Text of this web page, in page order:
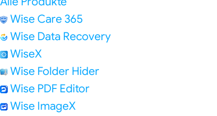
Wise Care 365
Wise Data Recovery
WiseX
Wise Folder Hider
Wise PDF Editor
Wise ImageX